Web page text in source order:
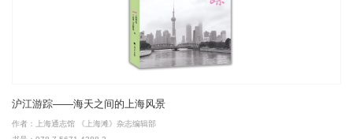
沪江游踪——海天之间的上海风景
作者：上海通志馆 《上海滩》杂志编辑部